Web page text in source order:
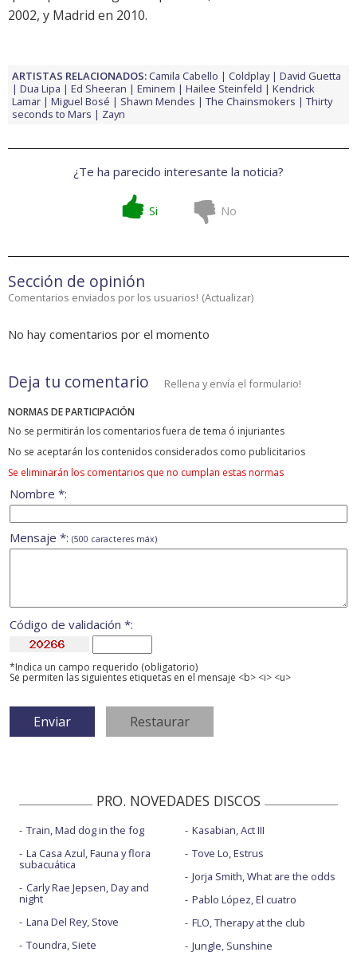
2002, y Madrid en 2010.
ARTISTAS RELACIONADOS:Camila Cabello Coldplay
David Guetta
Dua Lipa
Ed Sheeran Eminem Hailee Steinfeld
Kendrick
Lamar
Miguel Bosé Shawn Mendes The Chainsmokers
Thirty
seconds to Mars
Zayn
¿Te ha parecido interesante la noticia?
Si No
Sección de opinión
Comentarios enviados por los usuarios! (Actualizar)
No hay comentarios por el momento
Deja tu comentario Rellena y envía el formulario!
NORMAS DE PARTICIPACIÓN
No se permitirán los comentarios fuera de tema ó injuriantes
No se aceptarán los contenidos considerados como publicitarios
Se eliminarán los comentarios que no cumplan estas normas
Nombre *:
Mensaje *: (500 caracteres máx)
Código de validación *:
*Indica un campo requerido (obligatorio)
Se permiten las siguientes etiquetas en el mensaje <b> <i> <u>
PRO. NOVEDADES DISCOS
Train, Mad dog in the fog
La Casa Azul, Fauna y flora
subacuática
Carly Rae Jepsen, Day and
night
Lana Del Rey, Stove
Toundra, Siete
Kasabian, Act III
Tove Lo, Estrus
Jorja Smith, What are the odds
Pablo López, El cuatro
FLO, Therapy at the club
Jungle, Sunshine